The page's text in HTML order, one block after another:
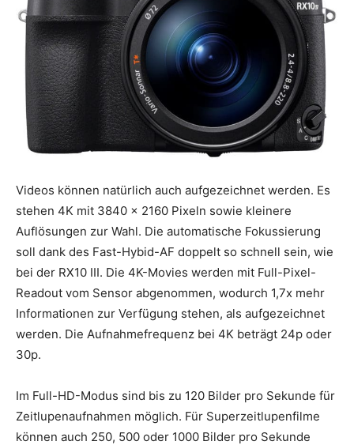
Videos können natürlich auch aufgezeichnet werden. Es
stehen 4K mit 3840 x 2160 Pixeln sowie kleinere
Auflösungen zur Wahl. Die automatische Fokussierung
soll dank des Fast-Hybid-AF doppelt so schnell sein, wie
bei der RX10 III. Die 4K-Movies werden mit Full-Pixel-
Readout vom Sensor abgenommen, wodurch 1,7x mehr
Informationen zur Verfügung stehen, als aufgezeichnet
werden. Die Aufnahmefrequenz bei 4K beträgt 24p oder
30p.
Im Full-HD-Modus sind bis zu 120 Bilder pro Sekunde für
Zeitlupenaufnahmen möglich. Für Superzeitlupenfilme
können auch 250, 500 oder 1000 Bilder pro Sekunde